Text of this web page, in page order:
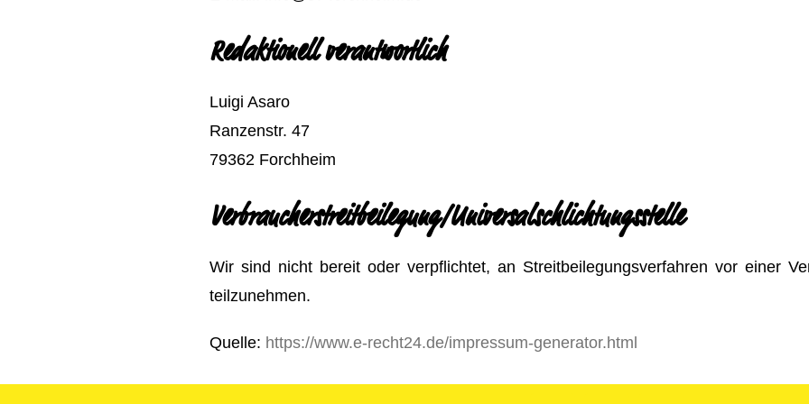
Redaktionell verantwortlich
Luigi Asaro
Ranzenstr. 47
79362 Forchheim
Verbraucher­streit­beilegung/Universal­schlichtungs­stelle
Wir sind nicht bereit oder verpflichtet, an Streitbeilegungsverfahren vor einer
teilzunehmen.
Quelle: https://www.e-recht24.de/impressum-generator.html